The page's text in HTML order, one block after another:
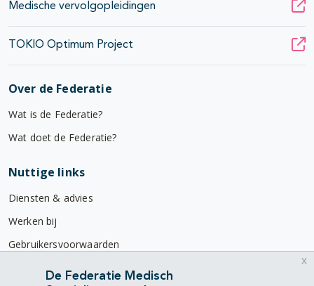
Medische vervolgopleidingen
TOKIO Optimum Project
Over de Federatie
Wat is de Federatie?
Wat doet de Federatie?
Nuttige links
Diensten & advies
Werken bij
Gebruikersvoorwaarden
Privacyverklaring
De Federatie Medisch
x